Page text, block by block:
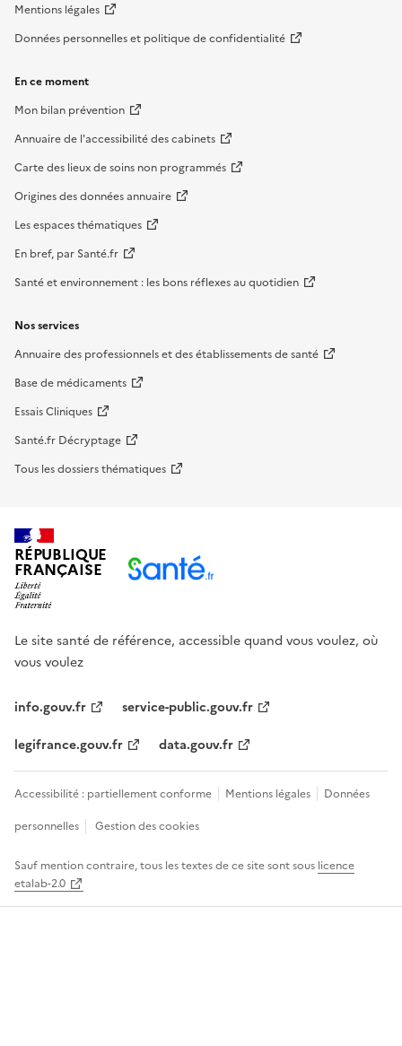
Mentions légales
Données personnelles et politique de confidentialité
En ce moment
Mon bilan prévention
Annuaire de l'accessibilité des cabinets
Carte des lieux de soins non programmés
Origines des données annuaire
Les espaces thématiques
En bref, par Santé.fr
Santé et environnement : les bons réflexes au quotidien
Nos services
Annuaire des professionnels et des établissements de santé
Base de médicaments
Essais Cliniques
Santé.fr Décryptage
Tous les dossiers thématiques
RÉPUBLIQUE
FRANÇAISE
Le site santé de référence, accessible quand vous voulez, où
vous voulez
info.gouv.fr
service-public.gouv.fr
legifrance.gouv.fr
data.gouv.fr
Accessibilité : partiellement conforme Mentions légales
Données
personnelles
Gestion des cookies
Sauf mention contraire, tous les textes de ce site sont sous licence
etalab-2.0